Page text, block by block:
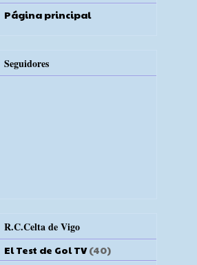
Página principal
Seguidores
R.C.Celta de Vigo
El Test de Gol TV (40)